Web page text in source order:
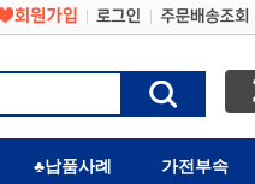
♣납품사례 가전부속